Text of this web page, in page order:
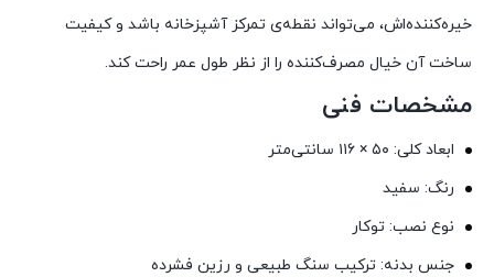
خیره‌کننده‌اش، می‌تواند نقطه‌ی تمرکز آشپزخانه باشد و کیفیت
ساخت آن خیال مصرف‌کننده را از نظر طول عمر راحت کند.
مشخصات فنی
ابعاد کلی: ۵۰ × ۱۱۶ سانتی‌متر
رنگ: سفید
نوع نصب: توکار
جنس بدنه: ترکیب سنگ طبیعی و رزین فشرده